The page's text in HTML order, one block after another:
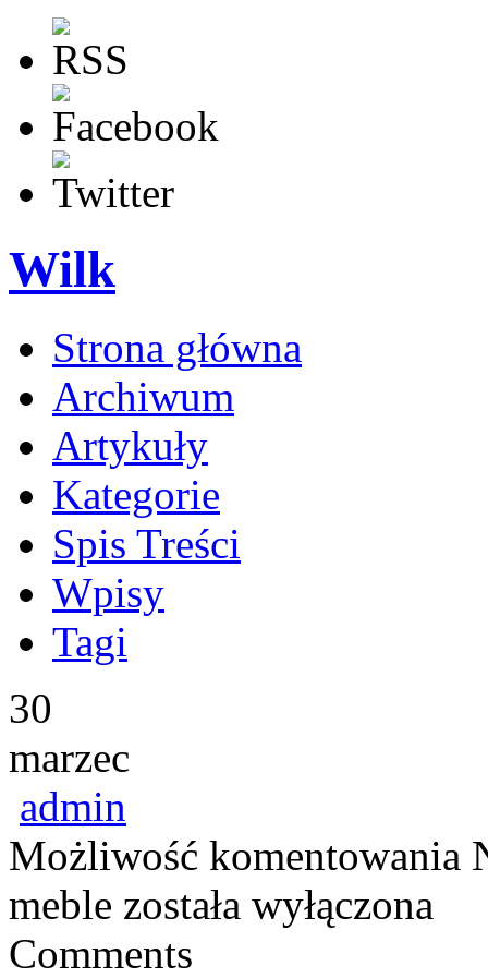
Wilk
Strona główna
Archiwum
Artykuły
Kategorie
Spis Treści
Wpisy
Tagi
30
marzec
admin
Możliwość komentowania
meble została wyłączona
Comments